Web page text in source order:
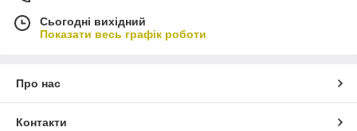
Сьогодні вихідний
Показати весь графік роботи
Про нас
Контакти